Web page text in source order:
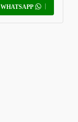
WHATSAPP